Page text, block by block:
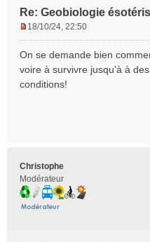
Re: Geobiologie
s
s
a
l
18/10/24, 22:50
On se demande bien
voire à survivre jusqu'à à
conditions!
Christophe
Modérateur